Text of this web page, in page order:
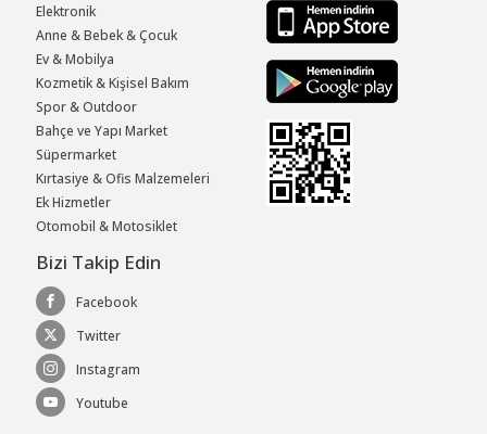
Elektronik
Anne & Bebek & Çocuk
Ev & Mobilya
Kozmetik & Kişisel Bakım
Spor & Outdoor
Bahçe ve Yapı Market
Süpermarket
Kırtasiye & Ofis Malzemeleri
Ek Hizmetler
Otomobil & Motosiklet
Bizi Takip Edin
Facebook
Twitter
Instagram
Youtube